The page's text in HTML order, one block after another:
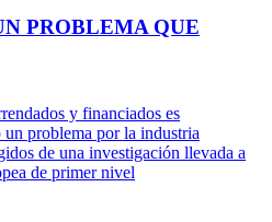
PROBLEMA QUE
y financiados es
problema por la industria
de una investigación llevada a
de primer nivel